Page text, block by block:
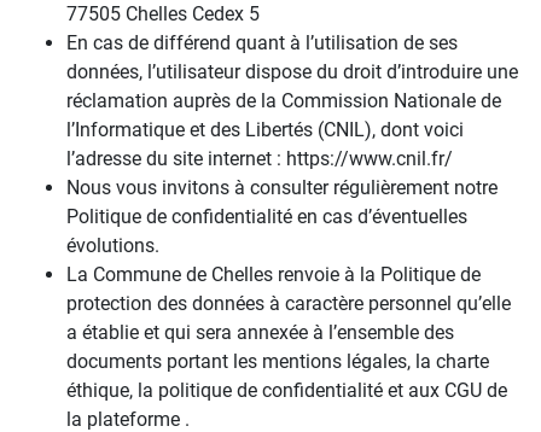
77505 Chelles Cedex 5
En cas de différend quant à l’utilisation de ses
données, l’utilisateur dispose du droit d’introduire une
réclamation auprès de la Commission Nationale de
l’Informatique et des Libertés (CNIL), dont voici
l’adresse du site internet : https://www.cnil.fr/
Nous vous invitons à consulter régulièrement notre
Politique de confidentialité en cas d’éventuelles
évolutions.
La Commune de Chelles renvoie à la Politique de
protection des données à caractère personnel qu’elle
a établie et qui sera annexée à l’ensemble des
documents portant les mentions légales, la charte
éthique, la politique de confidentialité et aux CGU de
la plateforme .